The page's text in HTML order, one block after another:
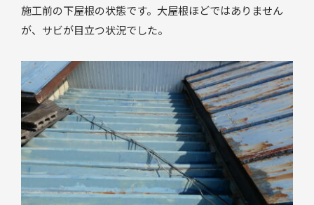
施工前の下屋根の状態です。大屋根ほどではありません
が、サビが目立つ状況でした。